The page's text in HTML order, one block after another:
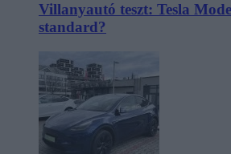
Villanyautó teszt: Tesla
standard?